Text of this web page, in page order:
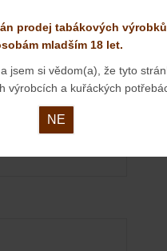
prodej tabákových
mladším 18 let.
jsem si vědom(a), že tyto
výrobcích a kuřáckých
NE